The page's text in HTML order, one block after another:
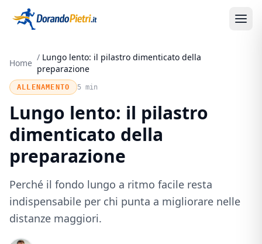
Home
/ Lungo lento: il pilastro dimenticato della
preparazione
ALLENAMENTO 5 min
Lungo lento: il pilastro
dimenticato della
preparazione
Perché il fondo lungo a ritmo facile resta
indispensabile per chi punta a migliorare nelle
distanze maggiori.